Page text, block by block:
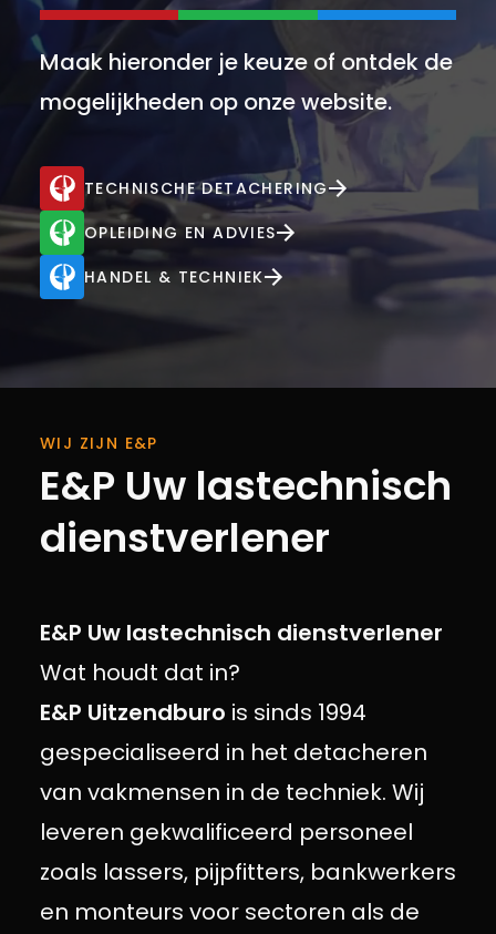
Maak hieronder je keuze of ontdek de
mogelijkheden op onze website.
TECHNISCHE DETACHERING
OPLEIDING EN ADVIES
HANDEL & TECHNIEK
WIJ ZIJN E&P
E&P Uw lastechnisch
dienstverlener
E&P Uw lastechnisch dienstverlener
Wat houdt dat in?
E&P Uitzendburo is sinds 1994
gespecialiseerd in het detacheren
van vakmensen in de techniek. Wij
leveren gekwalificeerd personeel
zoals lassers, pijpfitters, bankwerkers
en monteurs voor sectoren als de